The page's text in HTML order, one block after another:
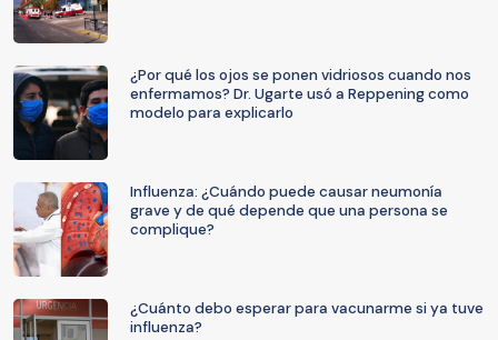
¿Por qué los ojos se ponen vidriosos cuando nos
enfermamos? Dr. Ugarte usó a Reppening como
modelo para explicarlo
Influenza: ¿Cuándo puede causar neumonía
grave y de qué depende que una persona se
complique?
¿Cuánto debo esperar para vacunarme si ya tuve
influenza?